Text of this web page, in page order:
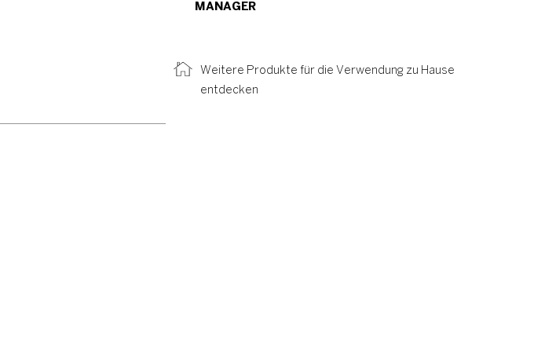
MANAGER
Weitere Produkte für die Verwendung zu Hause
entdecken